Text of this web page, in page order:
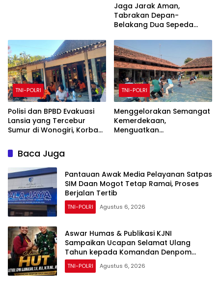
Jaga Jarak Aman,
Tabrakan Depan-
Belakang Dua Sepeda
Sebabkan Dua
Pengendara Terluka
TNI-POLRI
Polisi dan BPBD Evakuasi
Lansia yang Tercebur
Sumur di Wonogiri, Korban
Rumah Sakit
TNI-POLRI
Menggelorakan Semangat
Kemerdekaan,
Menguatkan
Perlombaan
Baca Juga
Pantauan Awak Media Pelayanan Satpas
SIM Daan Mogot Tetap Ramai, Proses
Berjalan Tertib
TNI-POLRI Agustus 6, 2026
Aswar Humas & Publikasi KJNI
Sampaikan Ucapan Selamat Ulang
Tahun kepada Komandan Denpom
XIV/4 Makassar
TNI-POLRI Agustus 6, 2026